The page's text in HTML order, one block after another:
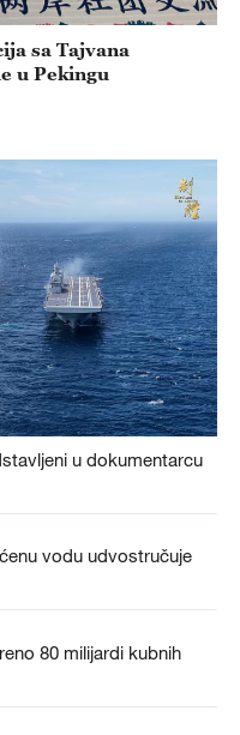
sa Tajvana
u Pekingu
u dokumentarcu
vodu udvostručuje
80 milijardi kubnih